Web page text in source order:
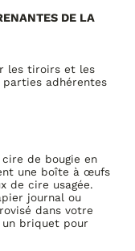
DE LA
les tiroirs et les
adhérentes
de bougie en
une boîte à œufs
de cire usagée.
journal ou
dans votre
briquet pour